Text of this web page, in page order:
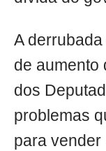
A
de aumento
dos
problemas
para vender